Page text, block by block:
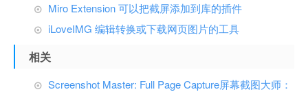
Miro Extension 可以把截屏添加到库的插件
iLoveIMG 编辑转换或下载网页图片的工具
相关
Screenshot Master: Full Page Capture屏幕截图大师：